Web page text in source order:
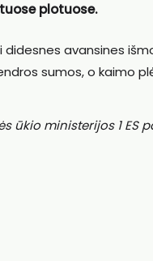
plotuose.
avansines
sumos, o kaimo
ūkio ministerijos 1 ES